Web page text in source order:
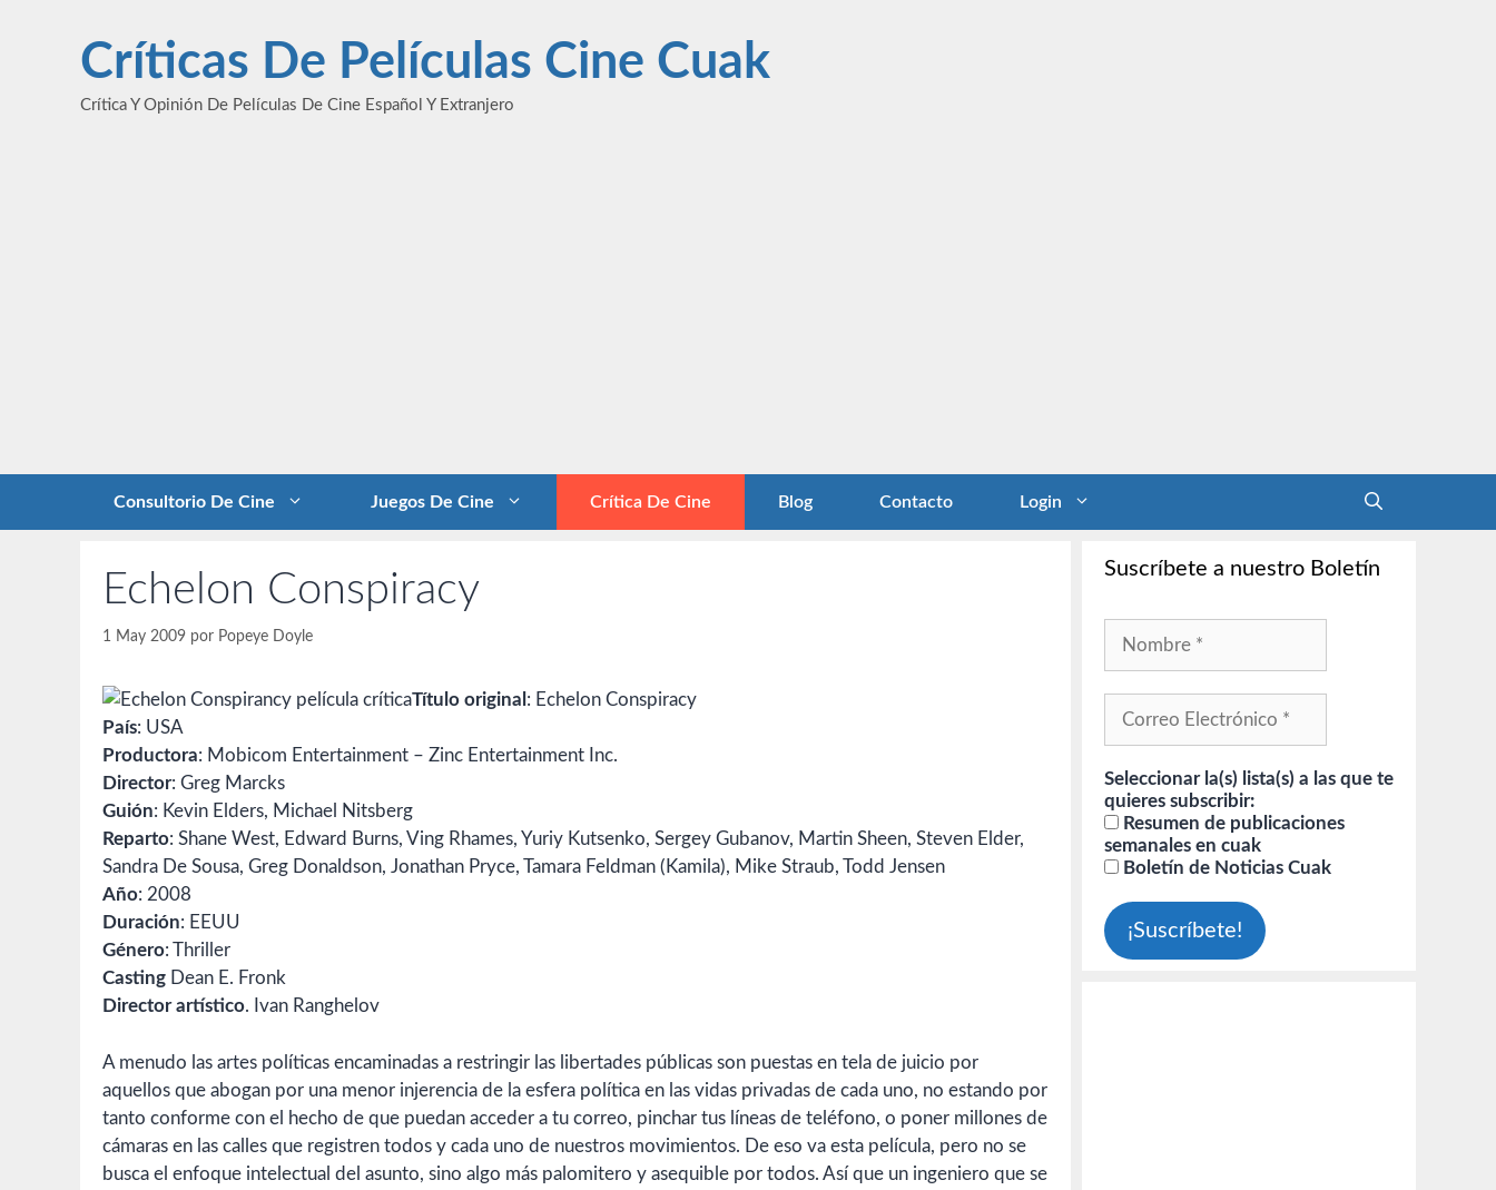
contenidoCríticas De Películas Cine Cuak
Crítica Y Opinión De Películas De Cine Español Y Extranjero
Consultorio De Cine Juegos De Cine Crítica De Cine Blog Contacto Login
Echelon Conspiracy
1 May 2009 por Popeye Doyle
Título original : Echelon Conspiracy
País: USA
Productora: Mobicom Entertainment – Zinc Entertainment Inc.
Director: Greg Marcks
Guión: Kevin Elders, Michael Nitsberg
Reparto: Shane West, Edward Burns, Ving Rhames, Yuriy Kutsenko, Sergey Gubanov, Martin Sheen, Steven Elder,
Sandra De Sousa, Greg Donaldson, Jonathan Pryce, Tamara Feldman (Kamila), Mike Straub, Todd Jensen
Año: 2008
Duración: EEUU
Género: Thriller
Casting Dean E. Fronk
Director artístico. Ivan Ranghelov
A menudo las artes políticas encaminadas a restringir las libertades públicas son puestas en tela de juicio por
aquellos que abogan por una menor injerencia de la esfera política en las vidas privadas de cada uno, no estando por
tanto conforme con el hecho de que puedan acceder a tu correo, pinchar tus líneas de teléfono, o poner millones de
cámaras en las calles que registren todos y cada uno de nuestros movimientos. De eso va esta película, pero no se
busca el enfoque intelectual del asunto, sino algo más palomitero y asequible por todos. Así que un ingeniero que se
Suscríbete a nuestro Boletín
Seleccionar la(s) lista(s) a las que te
quieres subscribir:
Resumen de publicaciones
semanales en cuak
Boletín de Noticias Cuak